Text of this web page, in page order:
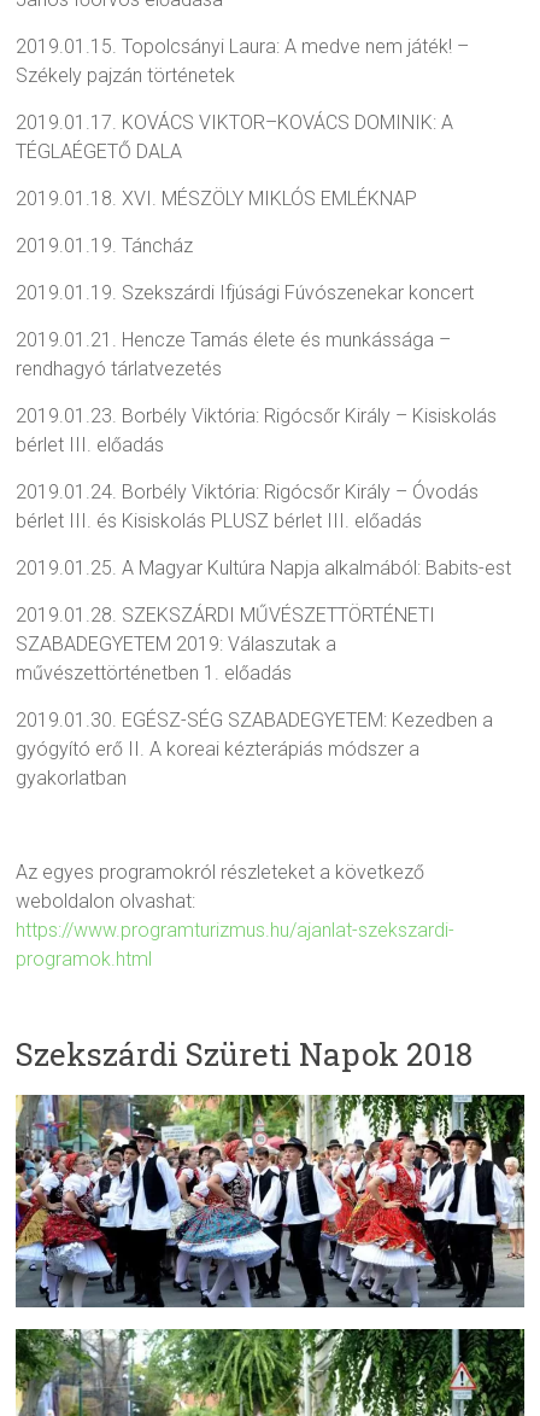
2019.01.15. Topolcsányi Laura: A medve nem játék! –
Székely pajzán történetek
2019.01.17. KOVÁCS VIKTOR–KOVÁCS DOMINIK: A
TÉGLAÉGETŐ DALA
2019.01.18. XVI. MÉSZÖLY MIKLÓS EMLÉKNAP
2019.01.19. Táncház
2019.01.19. Szekszárdi Ifjúsági Fúvószenekar koncert
2019.01.21. Hencze Tamás élete és munkássága –
rendhagyó tárlatvezetés
2019.01.23. Borbély Viktória: Rigócsőr Király – Kisiskolás
bérlet III. előadás
2019.01.24. Borbély Viktória: Rigócsőr Király – Óvodás
bérlet III. és Kisiskolás PLUSZ bérlet III. előadás
2019.01.25. A Magyar Kultúra Napja alkalmából: Babits-est
2019.01.28. SZEKSZÁRDI MŰVÉSZETTÖRTÉNETI
SZABADEGYETEM 2019: Válaszutak a
művészettörténetben 1. előadás
2019.01.30. EGÉSZ-SÉG SZABADEGYETEM: Kezedben a
gyógyító erő II. A koreai kézterápiás módszer a
gyakorlatban
Az egyes programokról részleteket a következő
weboldalon olvashat:
https://www.programturizmus.hu/ajanlat-szekszardi-
programok.html
Szekszárdi Szüreti Napok 2018